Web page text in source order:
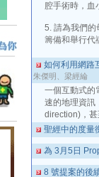
腔手術時，血
5. 請為我們的
籌備和舉行代
如何利用網路
朱傑明、梁經綸
一個互動式的
速的地理資訊
direction)，甚
聖經中的度量
為 3月5日
8 號提案的後